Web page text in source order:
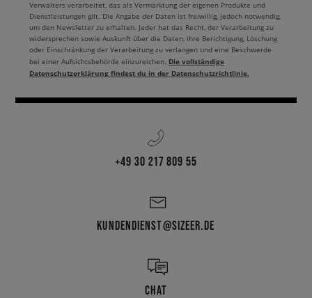
Verwalters verarbeitet, das als Vermarktung der eigenen Produkte und
Dienstleistungen gilt. Die Angabe der Daten ist freiwillig, jedoch notwendig,
um den Newsletter zu erhalten. Jeder hat das Recht, der Verarbeitung zu
widersprechen sowie Auskunft über die Daten, ihre Berichtigung, Löschung
oder Einschränkung der Verarbeitung zu verlangen und eine Beschwerde
bei einer Aufsichtsbehörde einzureichen. Die vollständige
Datenschutzerklärung findest du in der Datenschutzrichtlinie.
+49 30 217 809 55
KUNDENDIENST@SIZEER.DE
CHAT